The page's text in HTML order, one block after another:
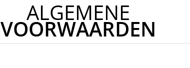
ALGEMENE
VOORWAARDEN